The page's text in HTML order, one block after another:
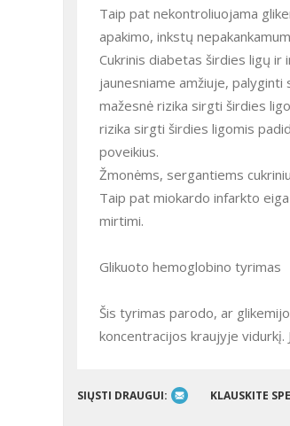
Taip pat nekontroliuojama
apakimo, inkstų
Cukrinis diabetas širdies ligų ir
jaunesniame amžiuje, palyginti
mažesnė rizika sirgti širdies
rizika sirgti širdies ligomis
poveikius.
Žmonėms, sergantiems
Taip pat miokardo infarkto
mirtimi.
Glikuoto hemoglobino tyrimas
Šis tyrimas parodo, ar
koncentracijos kraujyje
SIŲSTI DRAUGUI: KLAUSKITE